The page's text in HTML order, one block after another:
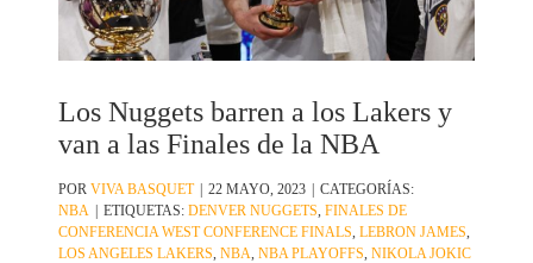
Los Nuggets barren a los Lakers y
van a las Finales de la NBA
PORVIVA BASQUET | 22 MAYO, 2023 | CATEGORÍAS:
NBA | ETIQUETAS:DENVER NUGGETS ,FINALES DE
CONFERENCIA WEST CONFERENCE FINALS ,LEBRON JAMES
LOS ANGELES LAKERS ,NBA ,NBA PLAYOFFS ,NIKOLA JOKIC